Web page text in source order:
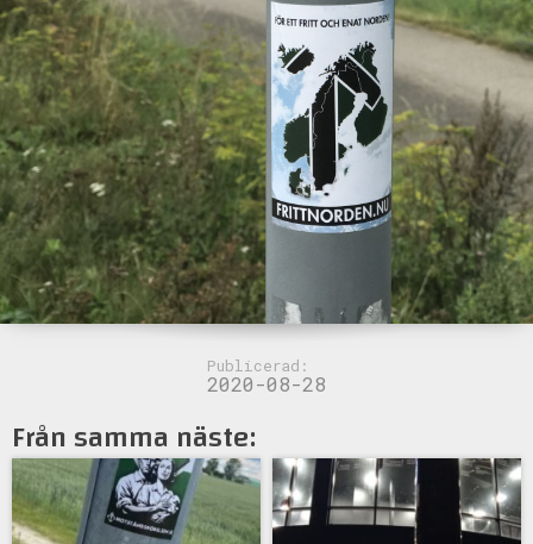
Publicerad:
2020-08-28
Från samma näste: